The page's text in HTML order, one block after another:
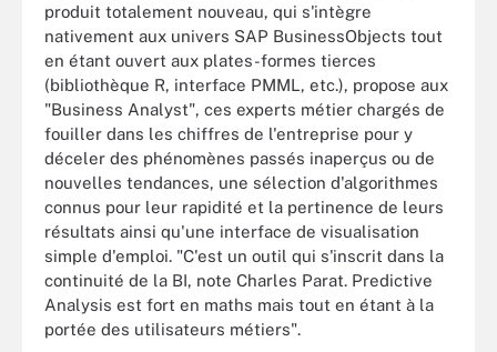
produit totalement nouveau, qui s'intègre
nativement aux univers SAP BusinessObjects tout
en étant ouvert aux plates-formes tierces
(bibliothèque R, interface PMML, etc.), propose aux
"Business Analyst", ces experts métier chargés de
fouiller dans les chiffres de l'entreprise pour y
déceler des phénomènes passés inaperçus ou de
nouvelles tendances, une sélection d'algorithmes
connus pour leur rapidité et la pertinence de leurs
résultats ainsi qu'une interface de visualisation
simple d'emploi. "C'est un outil qui s'inscrit dans la
continuité de la BI, note Charles Parat. Predictive
Analysis est fort en maths mais tout en étant à la
portée des utilisateurs métiers".